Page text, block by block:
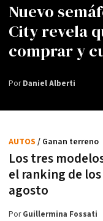
Nuevo
City revela
comprar y
PorDaniel Alberti
Los tres
el ranking de
agosto
AUTOS / Ganan terreno
PorGuillermina Fossati